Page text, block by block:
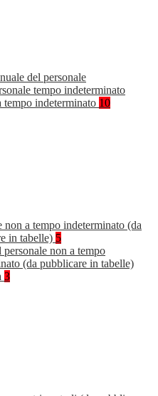
del personale
tempo indeterminato
tempo indeterminato 10
non a tempo indeterminato (da
in tabelle) 5
personale non a tempo
(da pubblicare in tabelle)
3